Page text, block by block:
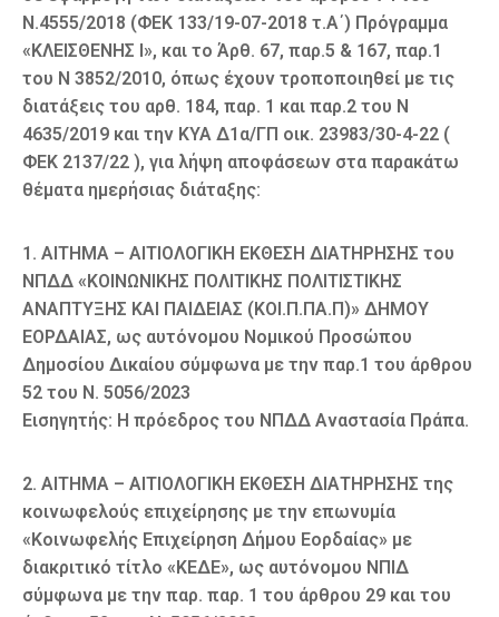
Ν.4555/2018 (ΦΕΚ 133/19-07-2018 τ.Α΄) Πρόγραμμα
«ΚΛΕΙΣΘΕΝΗΣ Ι», και το Άρθ. 67, παρ.5 & 167, παρ.1
του Ν 3852/2010, όπως έχουν τροποποιηθεί με τις
διατάξεις του αρθ. 184, παρ. 1 και παρ.2 του Ν
4635/2019 και την ΚΥΑ Δ1α/ΓΠ οικ. 23983/30-4-22 (
ΦΕΚ 2137/22 ), για λήψη αποφάσεων στα παρακάτω
θέματα ημερήσιας διάταξης:
1. ΑΙΤΗΜΑ – ΑΙΤΙΟΛΟΓΙΚΗ ΕΚΘΕΣΗ ΔΙΑΤΗΡΗΣΗΣ του
ΝΠΔΔ «ΚΟΙΝΩΝΙΚΗΣ ΠΟΛΙΤΙΚΗΣ ΠΟΛΙΤΙΣΤΙΚΗΣ
ΑΝΑΠΤΥΞΗΣ ΚΑΙ ΠΑΙΔΕΙΑΣ (ΚΟΙ.Π.ΠΑ.Π)» ΔΗΜΟΥ
ΕΟΡΔΑΙΑΣ, ως αυτόνομου Νομικού Προσώπου
Δημοσίου Δικαίου σύμφωνα με την παρ.1 του άρθρου
52 του Ν. 5056/2023
Εισηγητής: Η πρόεδρος του ΝΠΔΔ Αναστασία Πράπα.
2. ΑΙΤΗΜΑ – ΑΙΤΙΟΛΟΓΙΚΗ ΕΚΘΕΣΗ ΔΙΑΤΗΡΗΣΗΣ της
κοινωφελούς επιχείρησης με την επωνυμία
«Κοινωφελής Επιχείρηση Δήμου Εορδαίας» με
διακριτικό τίτλο «ΚΕΔΕ», ως αυτόνομου ΝΠΙΔ
σύμφωνα με την παρ. παρ. 1 του άρθρου 29 και του